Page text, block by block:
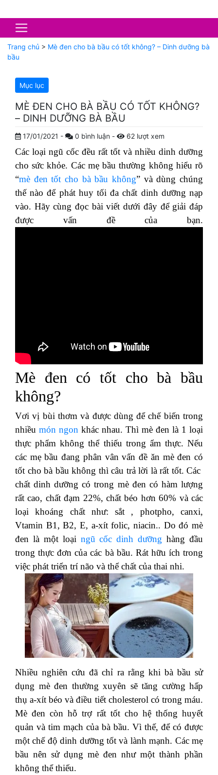
Trang chủ > Mè đen cho bà bầu có tốt không? – Dinh dưỡng bà
bầu
Mục lục
MÈ ĐEN CHO BÀ BẦU CÓ TỐT KHÔNG?
– DINH DƯỠNG BÀ BẦU
17/01/2021 - 0 bình luận - 62 lượt xem
Các loại ngũ cốc đều rất tốt và nhiều dinh dưỡng
cho sức khỏe. Các mẹ bầu thường không hiểu rõ
“mè đen tốt cho bà bầu không” và dùng chúng
thế nào để phát huy tối đa chất dinh dưỡng nạp
vào. Hãy cùng đọc bài viết dưới đây để giải đáp
được vấn đề của bạn.
Mè đen có tốt cho bà bầu
không?
Vơi vị bùi thơm và được dùng để chế biến trong
nhiều món ngon khác nhau. Thì mè đen là 1 loại
thực phẩm không thể thiếu trong ẩm thực. Nếu
các mẹ bầu đang phân vân vấn đề ăn mè đen có
tốt cho bà bầu không thì câu trả lời là rất tốt. Các
chất dinh dưỡng có trong mè đen có hàm lượng
rất cao, chất đạm 22%, chất béo hơn 60% và các
loại khoáng chất như: sắt , photpho, canxi,
Vtamin B1, B2, E, a-xít folic, niacin.. Do đó mè
đen là một loại ngũ cốc dinh dưỡng hàng đầu
trong thực đơn của các bà bầu. Rát hữu ích trong
việc phát triển trí não và thể chất của thai nhi.
Nhiều nghiên cứu đã chỉ ra rằng khi bà bầu sử
dụng mè đen thường xuyên sẽ tăng cường hấp
thụ a-xít béo và điều tiết cholesterol có trong máu.
Mè đen còn hỗ trợ rất tốt cho hệ thống huyết
quản và tim mạch của bà bầu. Vì thế, để có được
một chế độ dinh dưỡng tốt và lành mạnh. Các mẹ
bầu nên sử dụng mè đen như một thành phần
không thể thiếu.